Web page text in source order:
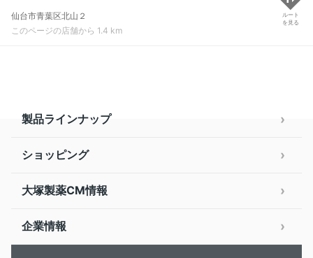
仙台市青葉区北山２
このページの店舗から 1.4 km
ルート
を見る
製品ラインナップ
ショッピング
大塚製薬CM情報
企業情報